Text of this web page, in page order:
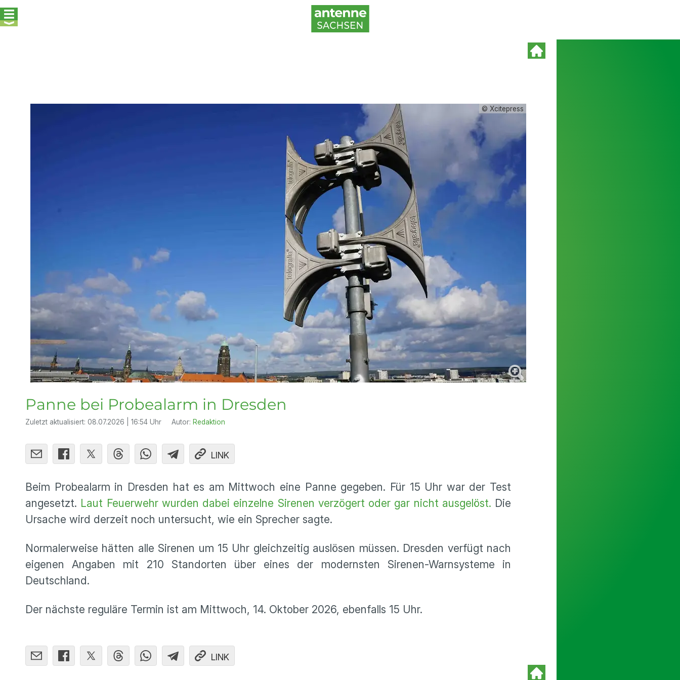
© Xcitepress
Panne bei Probealarm in Dresden
Zuletzt aktualisiert: 08.07.2026 | 16:54 Uhr Autor: Redaktion
LINK
Beim Probealarm in Dresden hat es am Mittwoch eine Panne gegeben. Für 15 Uhr war der Test
angesetzt. Laut Feuerwehr wurden dabei einzelne Sirenen verzögert oder gar nicht ausgelöst. Die
Ursache wird derzeit noch untersucht, wie ein Sprecher sagte.
Normalerweise hätten alle Sirenen um 15 Uhr gleichzeitig auslösen müssen. Dresden verfügt nach
eigenen Angaben mit 210 Standorten über eines der modernsten Sirenen-Warnsysteme in
Deutschland.
Der nächste reguläre Termin ist am Mittwoch, 14. Oktober 2026, ebenfalls 15 Uhr.
LINK